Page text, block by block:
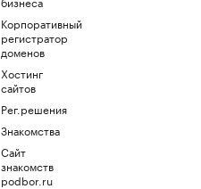
Корпоративный
регистратор
доменов
Хостинг
сайтов
Рег.решения
Знакомства
Сайт
знакомств
podbor.ru